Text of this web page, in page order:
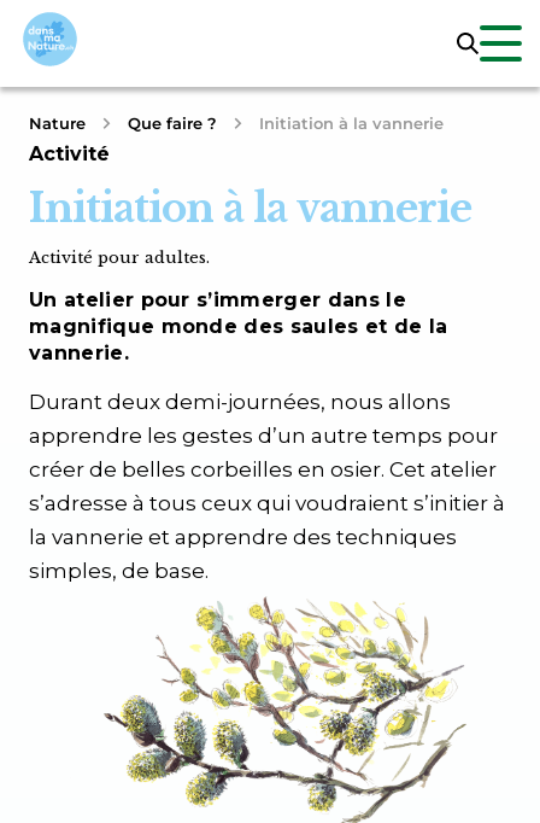
Nature Que faire ? Initiation à la vannerie
Activité
Initiation à la vannerie
Activité pour adultes.
Un atelier pour s’immerger dans le
magnifique monde des saules et de la
vannerie.
Durant deux demi-journées, nous allons
apprendre les gestes d’un autre temps pour
créer de belles corbeilles en osier. Cet atelier
s’adresse à tous ceux qui voudraient s’initier à
la vannerie et apprendre des techniques
simples, de base.